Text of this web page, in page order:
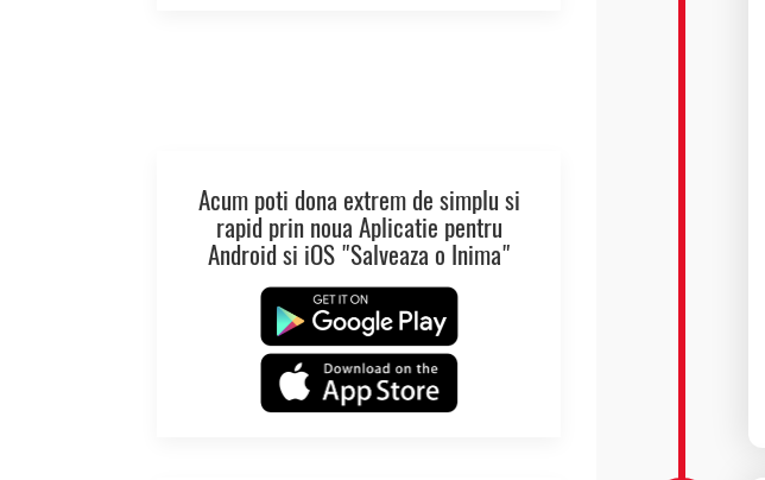
Acum poti dona extrem de simplu si
rapid prin noua Aplicatie pentru
Android si iOS "Salveaza o Inima"